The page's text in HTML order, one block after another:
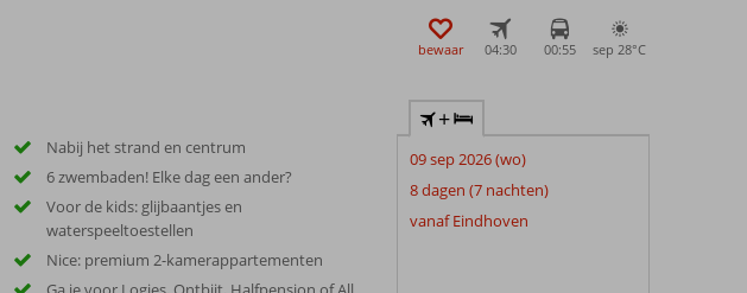
bewaar 04:30 00:55 sep 28°C
Nabij het strand en centrum
6 zwembaden! Elke dag een ander?
Voor de kids: glijbaantjes en
waterspeeltoestellen
Nice: premium 2-kamerappartementen
+
09 sep 2026 (wo)
8 dagen (7 nachten)
vanaf Eindhoven